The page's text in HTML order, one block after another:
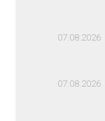
07.08.2026
07.08.2026